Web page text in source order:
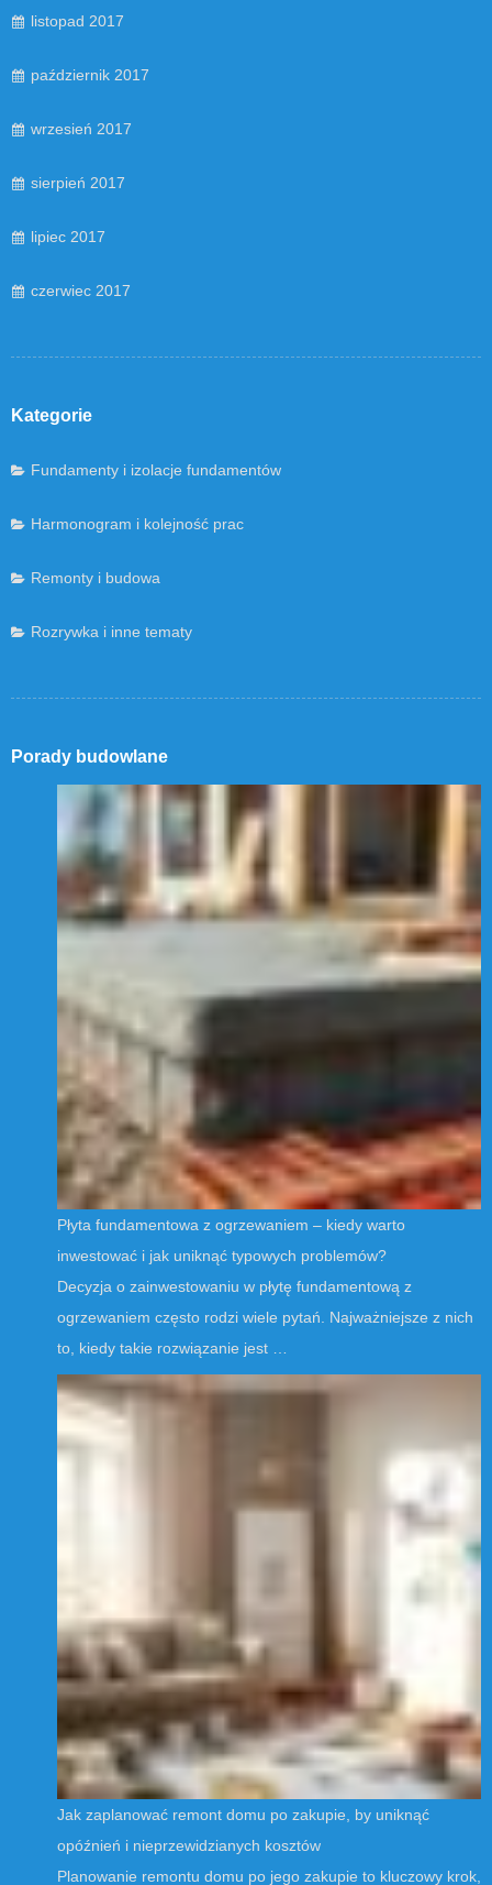
listopad 2017
październik 2017
wrzesień 2017
sierpień 2017
lipiec 2017
czerwiec 2017
Kategorie
Fundamenty i izolacje fundamentów
Harmonogram i kolejność prac
Remonty i budowa
Rozrywka i inne tematy
Porady budowlane
Płyta fundamentowa z ogrzewaniem – kiedy warto
inwestować i jak uniknąć typowych problemów?
Decyzja o zainwestowaniu w płytę fundamentową z
ogrzewaniem często rodzi wiele pytań. Najważniejsze z nich
to, kiedy takie rozwiązanie jest …
Jak zaplanować remont domu po zakupie, by uniknąć
opóźnień i nieprzewidzianych kosztów
Planowanie remontu domu po jego zakupie to kluczowy krok,